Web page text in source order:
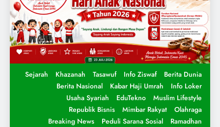
Sejarah Khazanah Tasawuf Info Ziswaf
Berita Dunia
Berita Nasional
Kabar Haji Umrah
Info Loker
Usaha Syariah
EduTekno
Muslim Lifestyle
Republik Bisnis
Mimbar Rakyat
Olahraga
Breaking News
Peduli Sarana Sosial
Ramadhan